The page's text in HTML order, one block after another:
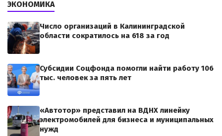
ЭКОНОМИКА
Число организаций в Калининградской
области сократилось на 618 за год
Субсидии Соцфонда помогли найти работу 106
тыс. человек за пять лет
«Автотор» представил на ВДНХ линейку
электромобилей для бизнеса и муниципальных
нужд